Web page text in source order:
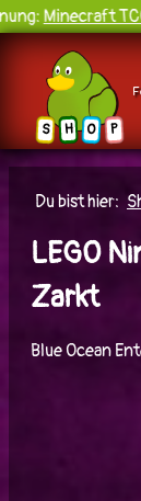
Zum Hauptinhalt
Minecraft TCC
S H O P
Du bist hier:
LEGO
Zarkt
Blue Ocean
Bildergalerie